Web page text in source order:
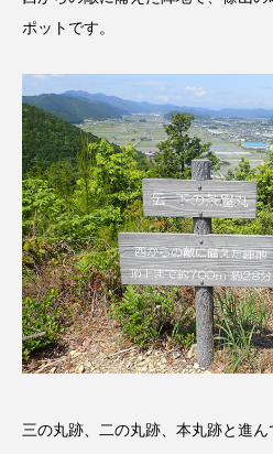
こうべさんだ伝統文化体験フェス
こうべさんだ伝統文化体験フェ
こうべさんだ能・狂言・講談子
こぐまのいばしょ こだわ
こども学芸員とつくる『夏のこ
こばえちゃ東北 こーろ・
さっちゃん社協だより す
ポットです。
三の丸跡、二の丸跡、本丸跡と進ん